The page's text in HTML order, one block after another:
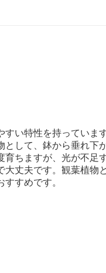
い特性を持っていま
として、鉢から垂れ下
ちますが、光が不足
丈夫です。観葉植物
すめです。